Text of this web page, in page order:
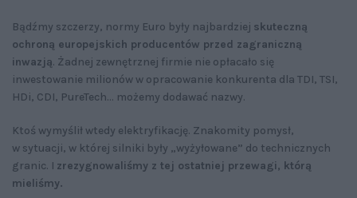
Bądźmy szczerzy, normy Euro były najbardziej skuteczną
ochroną europejskich producentów przed zagraniczną
inwazją. Żadnej zewnętrznej firmie nie opłacało się
inwestowanie milionów w opracowanie konkurenta dla TDI, TSI,
HDi, CDI, PureTech... możemy dodawać nazwy.
Ktoś wymyślił wtedy elektryfikację. Znakomity pomysł,
w sytuacji, w której silniki były „wyżyłowane” do technicznych
granic. I zrezygnowaliśmy z tej ostatniej przewagi, którą
mieliśmy.